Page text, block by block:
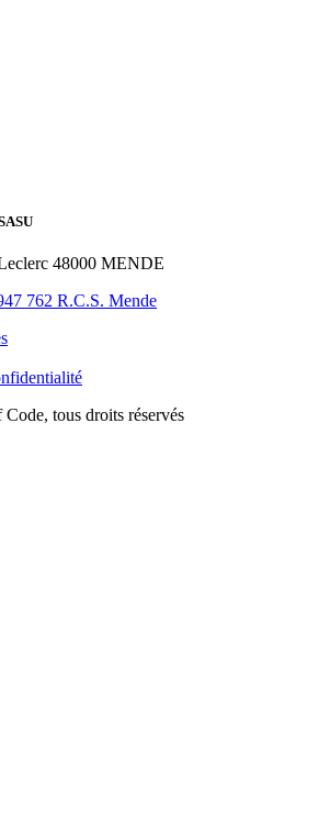
48000 MENDE
762 R.C.S. Mende
tous droits réservés